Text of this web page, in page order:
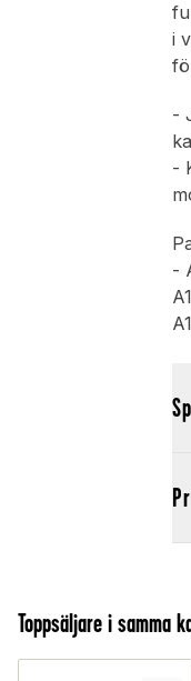
i
-
-
-
Toppsäljare i samma